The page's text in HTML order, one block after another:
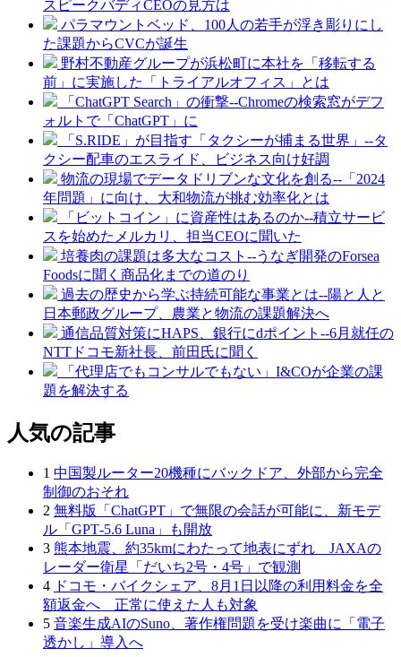
スピークバディCEOの見方は
パラマウントベッド、100人の若手が浮き彫りにし
た課題からCVCが誕生
野村不動産グループが浜松町に本社を「移転する
前」に実施した「トライアルオフィス」とは
「ChatGPT Search」の衝撃--Chromeの検索窓がデフ
ォルトで「ChatGPT」に
「S.RIDE」が目指す「タクシーが捕まる世界」--タ
クシー配車のエスライド、ビジネス向け好調
物流の現場でデータドリブンな文化を創る--「2024
年問題」に向け、大和物流が挑む効率化とは
「ビットコイン」に資産性はあるのか--積立サービ
スを始めたメルカリ、担当CEOに聞いた
培養肉の課題は多大なコスト--うなぎ開発のForsea
Foodsに聞く商品化までの道のり
過去の歴史から学ぶ持続可能な事業とは--陽と人と
日本郵政グループ、農業と物流の課題解決へ
通信品質対策にHAPS、銀行にdポイント--6月就任の
NTTドコモ新社長、前田氏に聞く
「代理店でもコンサルでもない」I&COが企業の課
題を解決する
人気の記事
1 中国製ルーター20機種にバックドア、外部から完全
制御のおそれ
2 無料版「ChatGPT」で無限の会話が可能に、新モデ
ル「GPT‑5.6 Luna」も開放
3 熊本地震、約35kmにわたって地表にずれ JAXAの
レーダー衛星「だいち2号・4号」で観測
4 ドコモ・バイクシェア、8月1日以降の利用料金を全
額返金へ 正常に使えた人も対象
5 音楽生成AIのSuno、著作権問題を受け楽曲に「電子
透かし」導入へ